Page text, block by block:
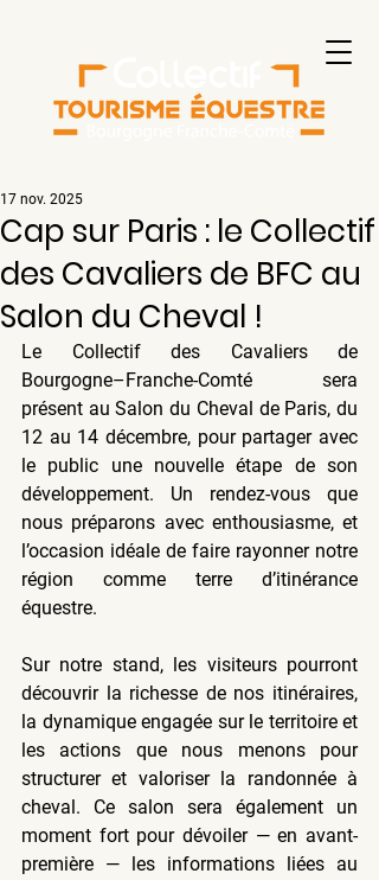
Cap sur Paris : le Collectif
des Cavaliers de BFC au
Salon du Cheval !
17 nov. 2025
Le Collectif des Cavaliers de
Bourgogne–Franche-Comté sera
présent au Salon du Cheval de Paris, du
12 au 14 décembre, pour partager avec
le public une nouvelle étape de son
développement. Un rendez-vous que
nous préparons avec enthousiasme, et
l’occasion idéale de faire rayonner notre
région comme terre d’itinérance
équestre.
Sur notre stand, les visiteurs pourront
découvrir la richesse de nos itinéraires,
la dynamique engagée sur le territoire et
les actions que nous menons pour
structurer et valoriser la randonnée à
cheval. Ce salon sera également un
moment fort pour dévoiler — en avant-
première — les informations liées au